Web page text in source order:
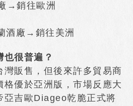
→銷往歐洲
酒廠→銷往美洲
很普遍？
灣販售，但後來許多貿易商
格優於亞洲版，市場反應大
亞吉歐Diageo乾脆正式將